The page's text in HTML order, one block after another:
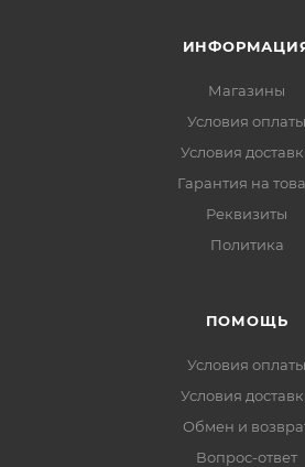
Магазины
Условия оплаты
Условия
Гарантия на
Реквизиты
Политика
ПОМОЩЬ
Условия оплаты
Условия
Обмен и
Вопрос-ответ